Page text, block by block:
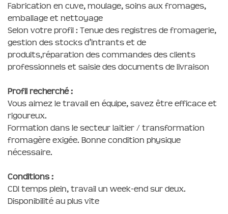
Fabrication en cuve, moulage, soins aux fromages,
emballage et nettoyage
Selon votre profil : Tenue des registres de fromagerie,
gestion des stocks d’intrants et de
produits,réparation des commandes des clients
professionnels et saisie des documents de livraison
Profil recherché :
Vous aimez le travail en équipe, savez être efficace et
rigoureux.
Formation dans le secteur laitier / transformation
fromagère exigée. Bonne condition physique
nécessaire.
Conditions :
CDI temps plein, travail un week-end sur deux.
Disponibilité au plus vite